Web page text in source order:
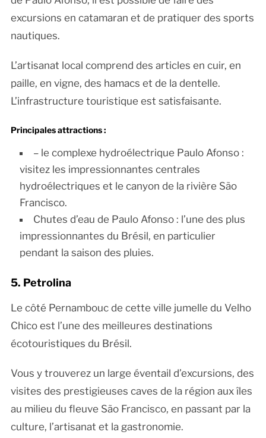
excursions en catamaran et de pratiquer des sports
nautiques.
L’artisanat local comprend des articles en cuir, en
paille, en vigne, des hamacs et de la dentelle.
L’infrastructure touristique est satisfaisante.
Principales attractions :
– le complexe hydroélectrique Paulo Afonso :
visitez les impressionnantes centrales
hydroélectriques et le canyon de la rivière São
Francisco.
Chutes d’eau de Paulo Afonso : l’une des plus
impressionnantes du Brésil, en particulier
pendant la saison des pluies.
5. Petrolina
Le côté Pernambouc de cette ville jumelle du Velho
Chico est l’une des meilleures destinations
écotouristiques du Brésil.
Vous y trouverez un large éventail d’excursions, des
visites des prestigieuses caves de la région aux îles
au milieu du fleuve São Francisco, en passant par la
culture, l’artisanat et la gastronomie.